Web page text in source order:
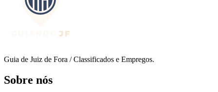
Guia de Juiz de Fora / Classificados e Empregos.
Sobre nós